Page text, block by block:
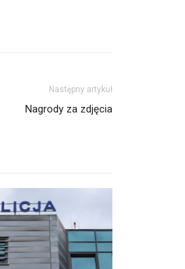
Następny artykuł
Nagrody za zdjęcia